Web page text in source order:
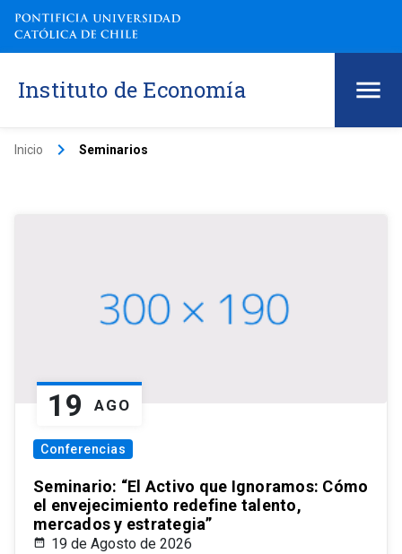
Instituto de Economía
Inicio keyboard_arrow_right Seminarios
19 AGO
Conferencias
Seminario: “El Activo que Ignoramos: Cómo
el envejecimiento redefine talento,
mercados y estrategia”
19 de Agosto de 2026